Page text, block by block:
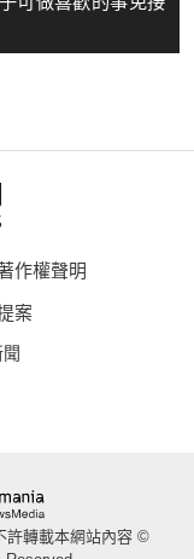
作權聲明
案
許轉載本網站內容 ©